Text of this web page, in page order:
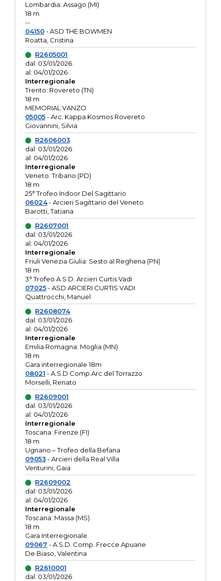
Lombardia: Assago (MI)
18 m
--
04150- ASD THE BOWMEN
Roatta, Cristina
R2605001
dal: 03/01/2026
al: 04/01/2026
Interregionale
Trento: Rovereto (TN)
18 m
MEMORIAL VANZO
05005- Arc. Kappa Kosmos Rovereto
Giovannini, Silvia
R2606003
dal: 03/01/2026
al: 04/01/2026
Interregionale
Veneto: Tribano (PD)
18 m
25° Trofeo Indoor Del Sagittario
06024- Arcieri Sagittario del Veneto
Barotti, Tatiana
R2607001
dal: 03/01/2026
al: 04/01/2026
Interregionale
Friuli Venezia Giulia: Sesto al Reghena (PN)
18 m
3° Trofeo A.S.D. Arcieri Curtis Vadi
07025- ASD ARCIERI CURTIS VADI
Quattrocchi, Manuel
R2608074
dal: 03/01/2026
al: 04/01/2026
Interregionale
Emilia Romagna: Moglia (MN)
18 m
Gara interregionale 18m
08021 - A.S.D.Comp.Arc.del Torrazzo
Morselli, Renato
R2609001
dal: 03/01/2026
al: 04/01/2026
Interregionale
Toscana: Firenze (FI)
18 m
Ugnano – Trofeo della Befana
09053- Arcieri della Real Villa
Venturini, Gaia
R2609002
dal: 03/01/2026
al: 04/01/2026
Interregionale
Toscana: Massa (MS)
18 m
Gara Interregionale
09067 - A.S.D. Comp. Frecce Apuane
De Biaso, Valentina
R2610001
dal: 03/01/2026